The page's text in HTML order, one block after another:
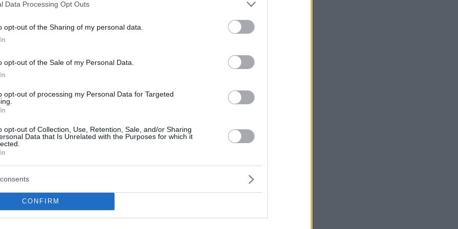
Data Processing Opt Outs
opt-out of the Sharing of my personal data.
opt-out of the Sale of my Personal Data.
opt-out of processing my Personal Data for Targeted
opt-out of Collection, Use, Retention, Sale, and/or Sharing
Data that Is Unrelated with the Purposes for which it
CONFIRM
δικαιούται ο νέος πατέρας - Σε
- Όλες οι αλλαγές στις γονικές άδειες
νομοσχέδιο: Τι αλλάζει στις
άδειες
οι νέες διατάξεις για την άδεια πατρότητας, την
την απόλυση, τις γονικές άδειες και άλλα
2
στις γονικές άδειες: Πόσες